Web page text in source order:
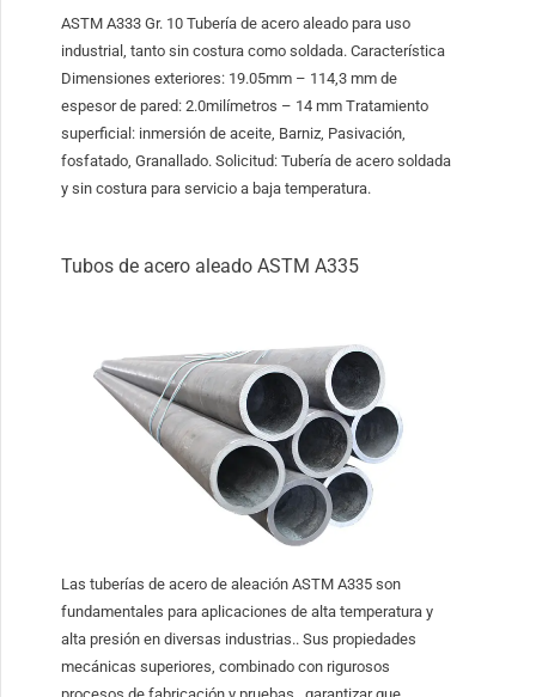
ASTM A333 Gr. 10 Tubería de acero aleado para uso
industrial, tanto sin costura como soldada. Característica
Dimensiones exteriores: 19.05mm – 114,3 mm de
espesor de pared: 2.0milímetros – 14 mm Tratamiento
superficial: inmersión de aceite, Barniz, Pasivación,
fosfatado, Granallado. Solicitud: Tubería de acero soldada
y sin costura para servicio a baja temperatura.
Tubos de acero aleado ASTM A335
Las tuberías de acero de aleación ASTM A335 son
fundamentales para aplicaciones de alta temperatura y
alta presión en diversas industrias.. Sus propiedades
mecánicas superiores, combinado con rigurosos